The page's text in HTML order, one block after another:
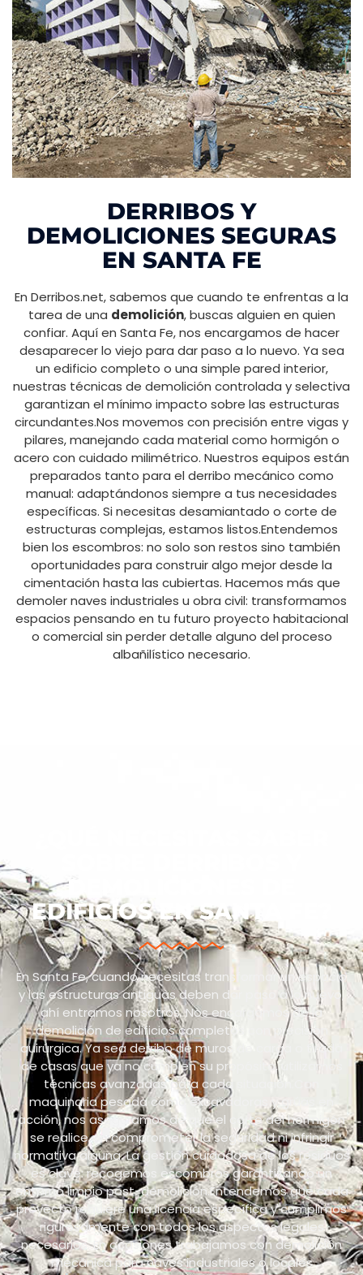
DERRIBOS Y
DEMOLICIONES SEGURAS
EN SANTA FE
En Derribos.net, sabemos que cuando te enfrentas a la
tarea de una demolición, buscas alguien en quien
confiar. Aquí en Santa Fe, nos encargamos de hacer
desaparecer lo viejo para dar paso a lo nuevo. Ya sea
un edificio completo o una simple pared interior,
nuestras técnicas de demolición controlada y selectiva
garantizan el mínimo impacto sobre las estructuras
circundantes.Nos movemos con precisión entre vigas y
pilares, manejando cada material como hormigón o
acero con cuidado milimétrico. Nuestros equipos están
preparados tanto para el derribo mecánico como
manual: adaptándonos siempre a tus necesidades
específicas. Si necesitas desamiantado o corte de
estructuras complejas, estamos listos.Entendemos
bien los escombros: no solo son restos sino también
oportunidades para construir algo mejor desde la
cimentación hasta las cubiertas. Hacemos más que
demoler naves industriales u obra civil: transformamos
espacios pensando en tu futuro proyecto habitacional
o comercial sin perder detalle alguno del proceso
albañilístico necesario.
DEMOLICIONES DE
EDIFICIOS EN SANTA FE?
En Santa Fe, cuando necesitas transformar un espacio
y las estructuras antiguas deben dar paso a lo nuevo,
ahí entramos nosotros. Nos encargamos de la
demolición de edificios completos con precisión
quirúrgica. Ya sea derribo de muros de carga o tirada
de casas que ya no cumplen su propósito, utilizamos
técnicas avanzadas para cada situación.Con
maquinaria pesada como excavadoras y grúas en
acción, nos aseguramos de que el corte del hormigón
se realice sin comprometer la seguridad ni infringir
normativa alguna. La gestión cuidadosa de los residuos
es clave: recogemos escombros garantizando un
entorno limpio post-demolición.Entendemos que cada
proyecto requiere una licencia específica y cumplimos
rigurosamente con todos los aspectos legales
necesarios. En ocasiones trabajamos con demolición
mecánica para naves industriales o locales